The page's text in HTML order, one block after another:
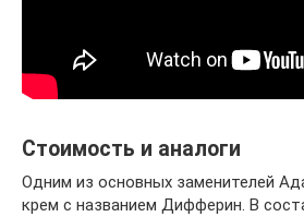
Стоимость и аналоги
Одним из основных заменителей
крем с названием Дифферин. В